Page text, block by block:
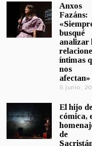
Anxos
Fazáns:
busqué
analizar
íntimas
nos
afectan»
5 junio,
El hijo
cómica,
de